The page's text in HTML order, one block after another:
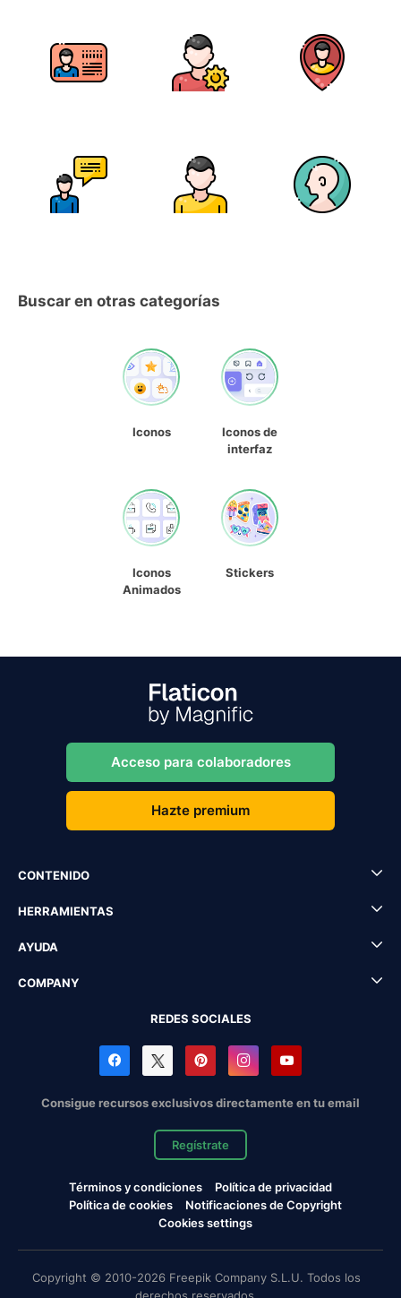
Buscar en otras categorías
Iconos
Iconos de
interfaz
Iconos
Animados
Stickers
Acceso para colaboradores
Hazte premium
CONTENIDO
HERRAMIENTAS
AYUDA
COMPANY
REDES SOCIALES
Consigue recursos exclusivos directamente en tu email
Regístrate
Términos y condiciones
Política de privacidad
Política de cookies
Notificaciones de Copyright
Cookies settings
Copyright © 2010-2026 Freepik Company S.L.U. Todos los